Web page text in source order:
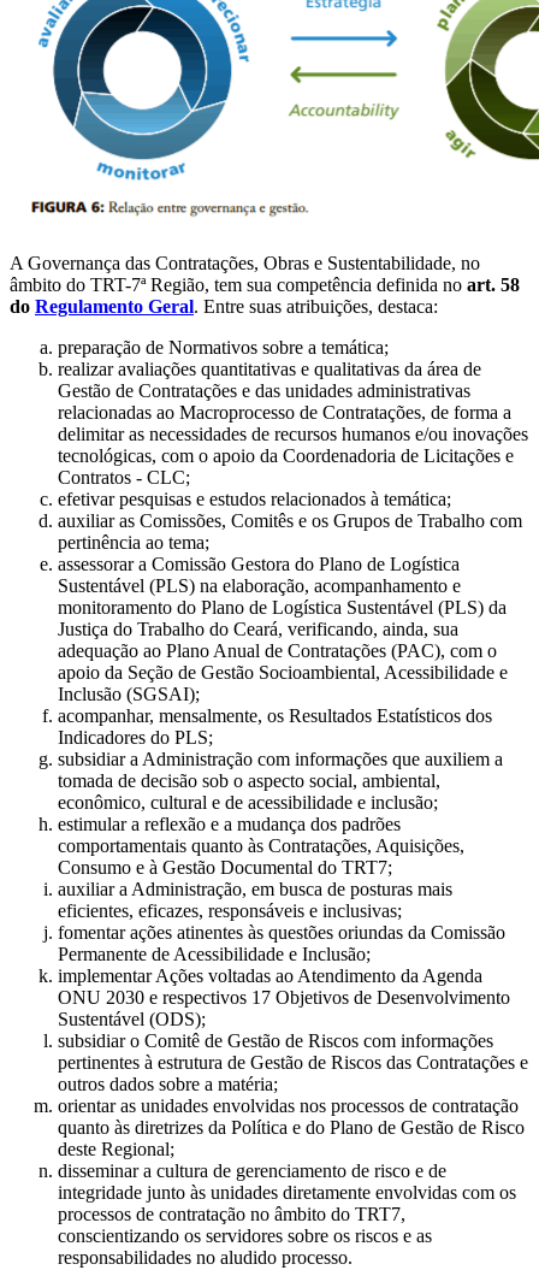
A Governança das Contratações, Obras e Sustentabilidade, no
âmbito do TRT-7ª Região, tem sua competência definida no art. 58
do Regulamento Geral. Entre suas atribuições, destaca:
preparação de Normativos sobre a temática;
realizar avaliações quantitativas e qualitativas da área de
Gestão de Contratações e das unidades administrativas
relacionadas ao Macroprocesso de Contratações, de forma a
delimitar as necessidades de recursos humanos e/ou inovações
tecnológicas, com o apoio da Coordenadoria de Licitações e
Contratos - CLC;
efetivar pesquisas e estudos relacionados à temática;
auxiliar as Comissões, Comitês e os Grupos de Trabalho com
pertinência ao tema;
assessorar a Comissão Gestora do Plano de Logística
Sustentável (PLS) na elaboração, acompanhamento e
monitoramento do Plano de Logística Sustentável (PLS) da
Justiça do Trabalho do Ceará, verificando, ainda, sua
adequação ao Plano Anual de Contratações (PAC), com o
apoio da Seção de Gestão Socioambiental, Acessibilidade e
Inclusão (SGSAI);
acompanhar, mensalmente, os Resultados Estatísticos dos
Indicadores do PLS;
subsidiar a Administração com informações que auxiliem a
tomada de decisão sob o aspecto social, ambiental,
econômico, cultural e de acessibilidade e inclusão;
estimular a reflexão e a mudança dos padrões
comportamentais quanto às Contratações, Aquisições,
Consumo e à Gestão Documental do TRT7;
auxiliar a Administração, em busca de posturas mais
eficientes, eficazes, responsáveis e inclusivas;
fomentar ações atinentes às questões oriundas da Comissão
Permanente de Acessibilidade e Inclusão;
implementar Ações voltadas ao Atendimento da Agenda
ONU 2030 e respectivos 17 Objetivos de Desenvolvimento
Sustentável (ODS);
subsidiar o Comitê de Gestão de Riscos com informações
pertinentes à estrutura de Gestão de Riscos das Contratações e
outros dados sobre a matéria;
orientar as unidades envolvidas nos processos de contratação
quanto às diretrizes da Política e do Plano de Gestão de Risco
deste Regional;
disseminar a cultura de gerenciamento de risco e de
integridade junto às unidades diretamente envolvidas com os
processos de contratação no âmbito do TRT7,
conscientizando os servidores sobre os riscos e as
responsabilidades no aludido processo.